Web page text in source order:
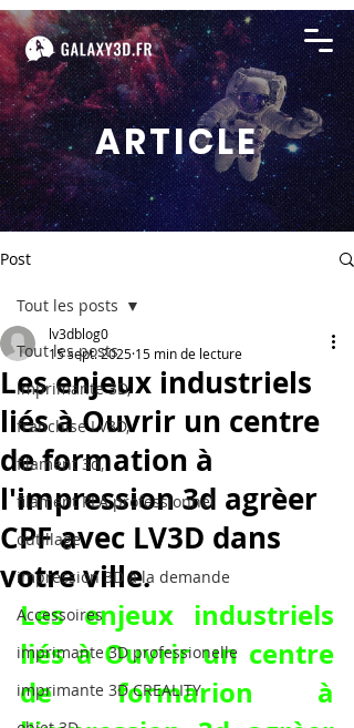
ARTICLE
Post
Tout les posts
imprimante 3D,
franchise LV3D,
filament 3d,
filament PLA professionnel
outillage
impression 3D à la demande
Accessoires
imprimante 3D professionelle
imprimante 3D CREALITY
Tout les posts
Les enjeux industriels
liés à Ouvrir un centre
de formation à
l'impression 3d agrèer
CPF avec LV3D dans
votre ville.
lv3dblog0
15 sept. 2025 15 min de lecture
Les enjeux industriels
liés à Ouvrir un centre
de formarion à